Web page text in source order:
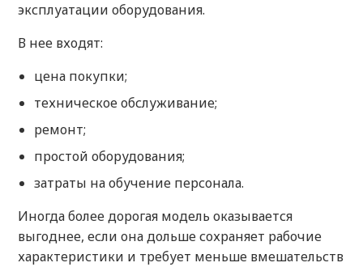
эксплуатации оборудования.
В нее входят:
цена покупки;
техническое обслуживание;
ремонт;
простой оборудования;
затраты на обучение персонала.
Иногда более дорогая модель оказывается
выгоднее, если она дольше сохраняет рабочие
характеристики и требует меньше вмешательств